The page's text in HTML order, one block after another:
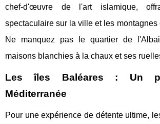
chef-d'œuvre de l'art islamique,
spectaculaire sur la ville et les montagnes
Ne manquez pas le quartier de
maisons blanchies à la chaux et ses
Les îles Baléares : Un
Méditerranée
Pour une expérience de détente ultime,